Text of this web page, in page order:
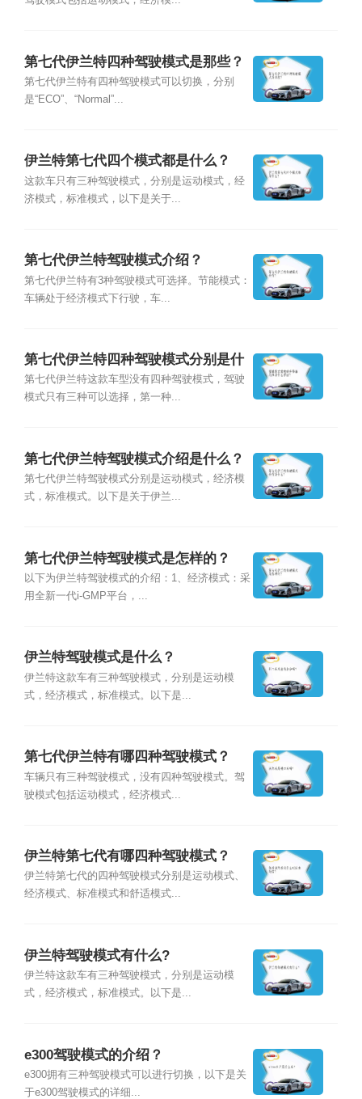
第七代伊兰特四种驾驶模式是那些？
第七代伊兰特有四种驾驶模式可以切换，分别
是“ECO”、“Normal”...
伊兰特第七代四个模式都是什么？
这款车只有三种驾驶模式，分别是运动模式，经
济模式，标准模式，以下是关于...
第七代伊兰特驾驶模式介绍？
第七代伊兰特有3种驾驶模式可选择。节能模式：
车辆处于经济模式下行驶，车...
第七代伊兰特四种驾驶模式分别是什
么？
第七代伊兰特这款车型没有四种驾驶模式，驾驶
模式只有三种可以选择，第一种...
第七代伊兰特驾驶模式介绍是什么？
第七代伊兰特驾驶模式分别是运动模式，经济模
式，标准模式。以下是关于伊兰...
第七代伊兰特驾驶模式是怎样的？
以下为伊兰特驾驶模式的介绍：1、经济模式：采
用全新一代i-GMP平台，...
伊兰特驾驶模式是什么？
伊兰特这款车有三种驾驶模式，分别是运动模
式，经济模式，标准模式。以下是...
第七代伊兰特有哪四种驾驶模式？
车辆只有三种驾驶模式，没有四种驾驶模式。驾
驶模式包括运动模式，经济模式...
伊兰特第七代有哪四种驾驶模式？
伊兰特第七代的四种驾驶模式分别是运动模式、
经济模式、标准模式和舒适模式...
伊兰特驾驶模式有什么?
伊兰特这款车有三种驾驶模式，分别是运动模
式，经济模式，标准模式。以下是...
e300驾驶模式的介绍？
e300拥有三种驾驶模式可以进行切换，以下是关
于e300驾驶模式的详细...